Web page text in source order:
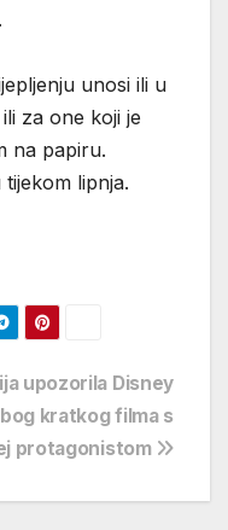
unosi ili u
za one koji je
na papiru.
lipnja.
upozorila Disney
kratkog filma s
protagonistom